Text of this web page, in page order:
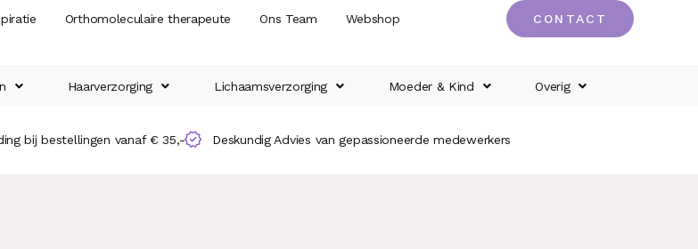
Orthomoleculaire therapeute Ons Team Webshop CONTACT
Haarverzorging Lichaamsverzorging Moeder & Kind Overig
bij bestellingen vanaf € 35,- Deskundig Advies van gepassioneerde medewerkers